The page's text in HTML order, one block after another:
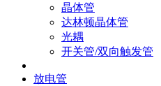
晶体管
达林顿晶体管
光耦
开关管/双向触发管
放电管